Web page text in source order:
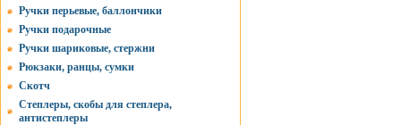
Ручки перьевые, баллончики
Ручки подарочные
Ручки шариковые, стержни
Рюкзаки, ранцы, сумки
Скотч
Степлеры, скобы для степлера,
антистеплеры